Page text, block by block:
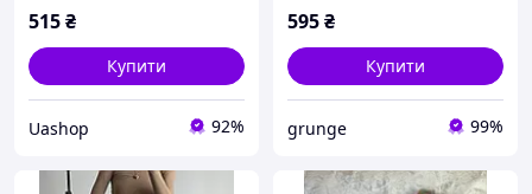
515₴
Купити
Uashop 92%
595₴
Купити
grunge 99%